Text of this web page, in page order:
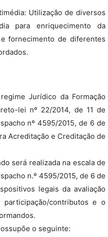
Utilização de diversos
para enriquecimento da
fornecimento de diferentes
Jurídico da Formação
lei nº 22/2014, de 11 de
nº 4595/2015, de 6 de
Acreditação e Creditação de
será realizada na escala de
n.º 4595/2015, de 6 de
legais da avaliação
contributos e o
o seguinte: